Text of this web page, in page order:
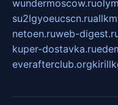
wundermoscow.ru
su2lgyoeucscn.ru
netoen.ruweb-
kuper-dostavka.ru
everafterclub.org